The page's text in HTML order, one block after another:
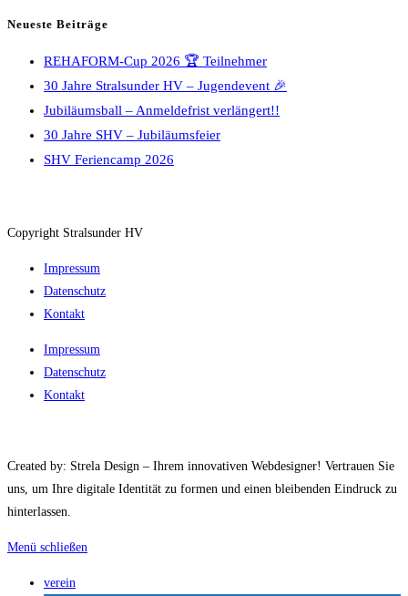
Neueste Beiträge
REHAFORM-Cup 2026 🏆 Teilnehmer
30 Jahre Stralsunder HV – Jugendevent 🎉
Jubiläumsball – Anmeldefrist verlängert!!
30 Jahre SHV – Jubiläumsfeier
SHV Feriencamp 2026
Copyright Stralsunder HV
Impressum
Datenschutz
Kontakt
Impressum
Datenschutz
Kontakt
Created by: Strela Design – Ihrem innovativen Webdesigner! Vertrauen Sie
uns, um Ihre digitale Identität zu formen und einen bleibenden Eindruck zu
hinterlassen.
Menü schließen
verein